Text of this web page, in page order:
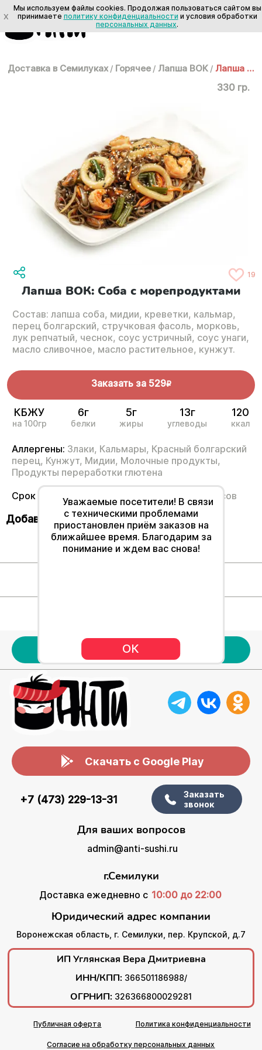
Доставка в Семилуках / Горячее / Лапша ВОК / Лапша ВОК: Соба с морепродуктами
330 гр.
19
Лапша ВОК: Соба с морепродуктами
Состав: лапша соба, мидии, креветки, кальмар,
перец болгарский, стручковая фасоль, морковь,
лук репчатый, чеснок, соус устричный, соус унаги,
масло сливочное, масло растительное, кунжут.
Заказать за 529R
КБЖУ
на 100гр
6г
белки
5г
жиры
13г
углеводы
120
ккал
Аллергены: Злаки, Кальмары, Красный болгарский
перец, Кунжут, Мидии, Молочные продукты,
Продукты переработки глютена
Срок годности
от 2°С до 6°С не более 24 часов
Добавьте к своему заказу
Акции
Скачать с Google Play
+7 (473) 229-13-31
Заказать
звонок
Для ваших вопросов
admin@anti-sushi.ru
г.Семилуки
Доставка ежедневно с 10:00 до 22:00
Юридический адрес компании
Воронежская область, г. Семилуки, пер. Крупской, д.7
ИП Углянская Вера Дмитриевна
ИНН/КПП: 366501186988/
ОГРНИП: 326366800029281
Публичная оферта Политика конфиденциальности
Согласие на обработку персональных данных
Уважаемые посетители! В связи
с техническими проблемами
приостановлен приём заказов на
ближайшее время. Благодарим за
понимание и ждем вас снова!
ОК
X
Мы используем файлы cookies. Продолжая пользоваться сайтом вы
принимаете политику конфиденциальности и условия обработки
персональных данных.